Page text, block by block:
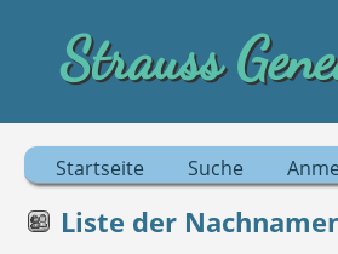
Strauss
Startseite Suche
Liste der